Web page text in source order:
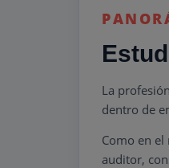
La
dentro de
Como en
auditor,